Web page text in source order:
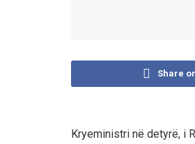
Share
Kryeministri në detyrë, i